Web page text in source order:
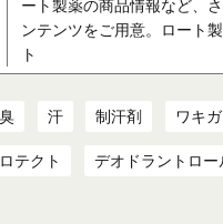
ート製薬の商品情報など、
ンテンツをご用意。ロート
ト
汗 制汗剤 ワキガ
テクト デオドラントロー